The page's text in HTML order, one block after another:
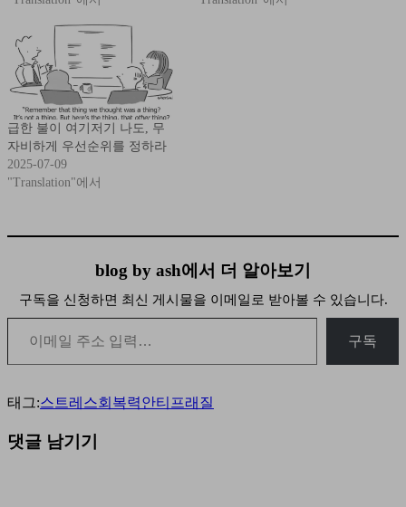
급한 불이 여기저기 나도, 무
자비하게 우선순위를 정하라
2025-07-09
"Translation"에서
blog by ash에서 더 알아보기
구독을 신청하면 최신 게시물을 이메일로 받아볼 수 있습니다.
이메일 주소 입력…
구독
태그:스트레스회복력안티프래질
댓글 남기기